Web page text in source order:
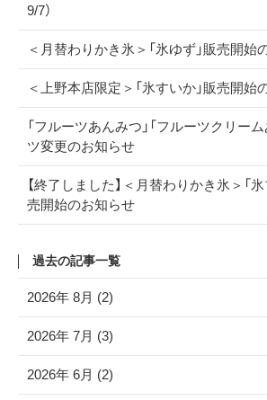
9/7）
＜月替わりかき氷＞「氷ゆず」販売開始
＜上野本店限定＞「氷すいか」販売開始
「フルーツあんみつ」「フルーツクリー
ツ変更のお知らせ
【終了しました】＜月替わりかき氷＞「
売開始のお知らせ
過去の記事一覧
2026年 8月 (2)
2026年 7月 (3)
2026年 6月 (2)